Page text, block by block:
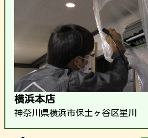
横浜本店
神奈川県横浜市保土ヶ谷区星川